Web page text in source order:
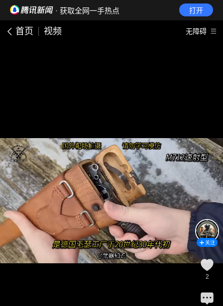
· 获取全网一手热点 打开
首页 视频 无障碍
关注
2